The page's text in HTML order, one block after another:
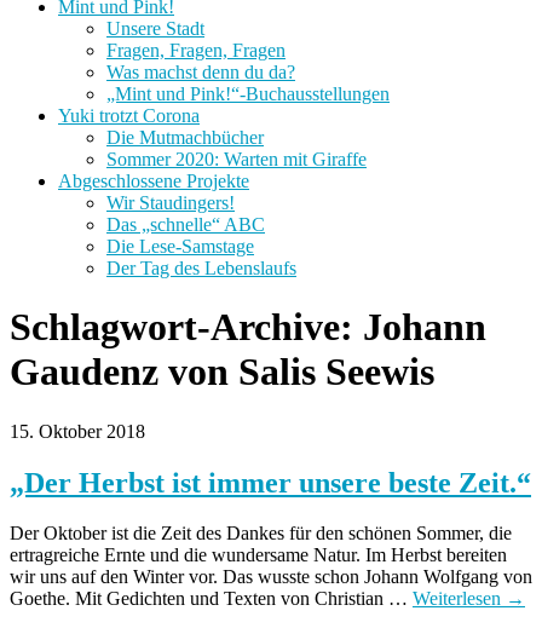
Mint und Pink!
Unsere Stadt
Fragen, Fragen, Fragen
Was machst denn du da?
„Mint und Pink!“-Buchausstellungen
Yuki trotzt Corona
Die Mutmachbücher
Sommer 2020: Warten mit Giraffe
Abgeschlossene Projekte
Wir Staudingers!
Das „schnelle“ ABC
Die Lese-Samstage
Der Tag des Lebenslaufs
Schlagwort-Archive: Johann
Gaudenz von Salis Seewis
15. Oktober 2018
„Der Herbst ist immer unsere beste Zeit.“
Der Oktober ist die Zeit des Dankes für den schönen Sommer, die
ertragreiche Ernte und die wundersame Natur. Im Herbst bereiten
wir uns auf den Winter vor. Das wusste schon Johann Wolfgang von
Goethe. Mit Gedichten und Texten von Christian … Weiterlesen →